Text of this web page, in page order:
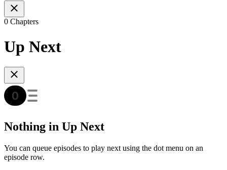
0 Chapters
Up Next
Nothing in Up Next
You can queue episodes to play next using the dot menu on an
episode row.